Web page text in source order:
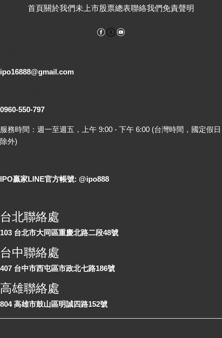
首頁關於我們未上市股票總表聯絡我們免責聲明
Facebook
ipo16888@gmail.com
0960-550-797
服務時間：週一至週五，上午 9:00 - 下午 6:00 (台灣時間，國定假日
除外)
IPO贏家LINE官方帳號: @ipo888
台北聯絡處
103 台北市大同區重慶北路二段48號
台中聯絡處
407 台中市西屯區市政北七路186號
高雄聯絡處
804 高雄市鼓山區明誠四路152號